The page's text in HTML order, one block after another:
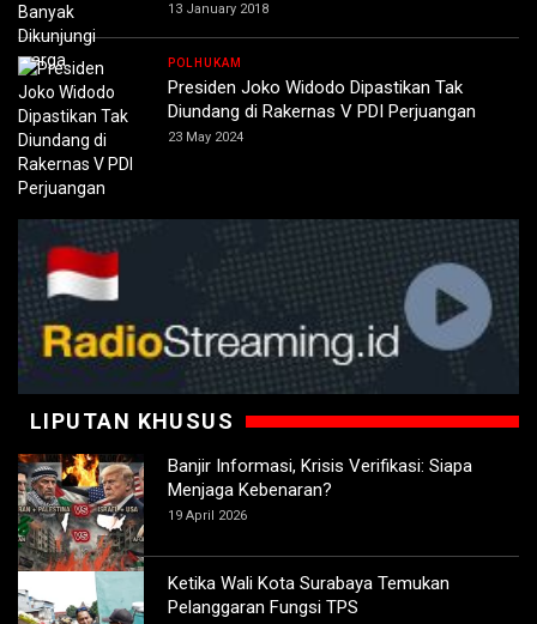
13 January 2018
POLHUKAM
Presiden Joko Widodo Dipastikan Tak
Diundang di Rakernas V PDI Perjuangan
23 May 2024
LIPUTAN KHUSUS
Banjir Informasi, Krisis Verifikasi: Siapa
Menjaga Kebenaran?
19 April 2026
Ketika Wali Kota Surabaya Temukan
Pelanggaran Fungsi TPS